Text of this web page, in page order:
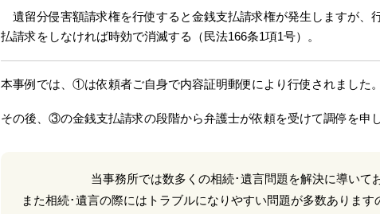
遺留分侵害額請求権を行使すると金銭支払請求権が発生しますが、
払請求をしなければ時効で消滅する（民法166条1項1号）。
本事例では、①は依頼者ご自身で内容証明郵便により行使されました。
その後、③の金銭支払請求の段階から弁護士が依頼を受けて調停を申
当事務所では数多くの相続･遺言問題を解決に導いて
また相続･遺言の際にはトラブルになりやすい問題が多数あります